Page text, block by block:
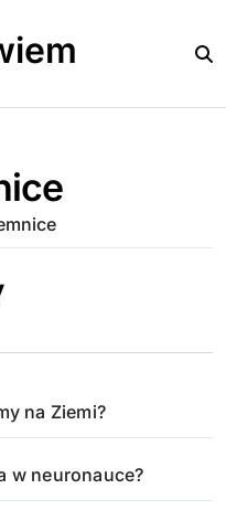
na Ziemi?
w neuronauce?